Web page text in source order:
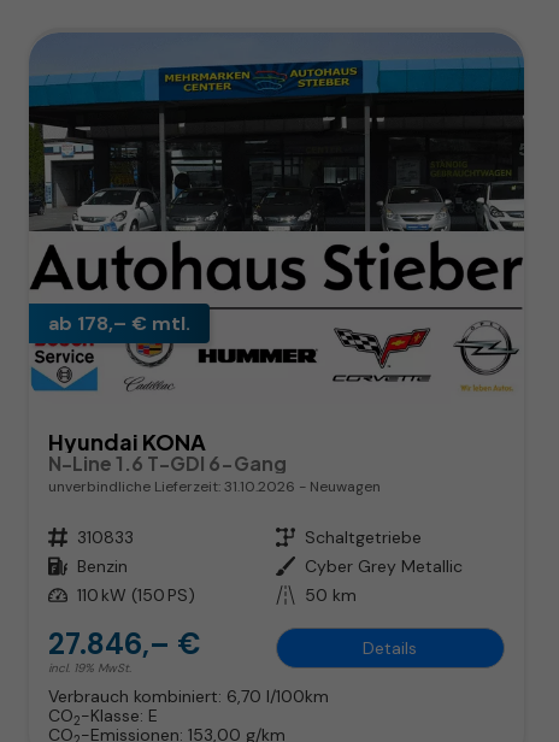
ab 178,– € mtl.
Hyundai KONA
N-Line 1.6 T-GDI 6-Gang
unverbindliche Lieferzeit:31.10.2026 Neuwagen
Fahrzeugnr. 310833 Getriebe Schaltgetriebe
Kraftstoff Benzin Außenfarbe Cyber Grey Metallic
Leistung 110 kW (150 PS) Kilometerstand 50 km
27.846,– €
incl. 19% MwSt.
Details
Verbrauch kombiniert: 6,70 l/100km
CO2-Klasse: E
CO -Emissionen: 153,00 g/km